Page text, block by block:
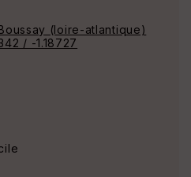
(loire-atlantique)
/ -1.18727